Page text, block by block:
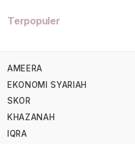
Terpopuler
AMEERA
EKONOMI SYARIAH
SKOR
KHAZANAH
IQRA